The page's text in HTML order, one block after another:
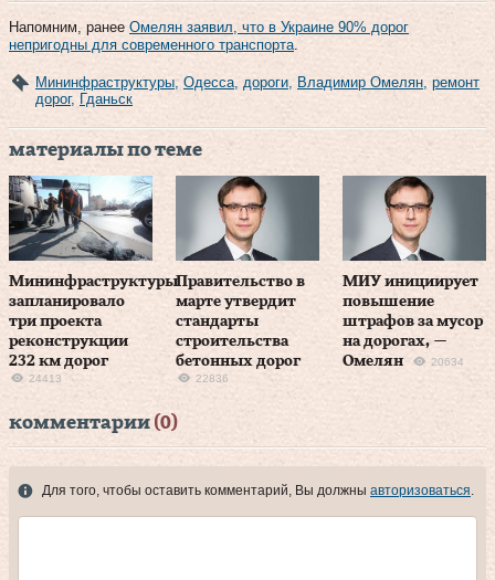
Напомним, ранее Омелян заявил, что в Украине 90% дорог
непригодны для современного транспорта
Мининфраструктуры, Одесса дороги Владимир Омелян ремонт
дорог, Гданьск
материалы по теме
Мининфраструктуры
запланировало
три проекта
реконструкции
232 км дорог
24413
Правительство в
марте утвердит
стандарты
строительства
бетонных дорог
22836
МИУ инициирует
повышение
штрафов за мусор
на дорогах, —
Омелян
20634
комментарии (0)
Для того, чтобы оставить комментарий, Вы должны авторизоваться.